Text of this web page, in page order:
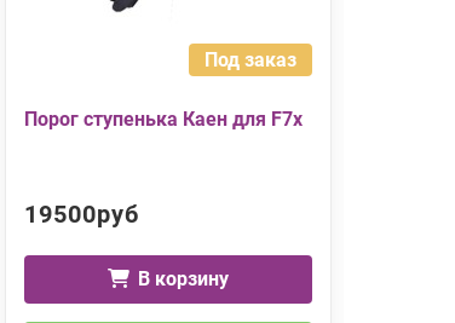
Под заказ
Порог ступенька Каен для F7x
19500руб
В корзину